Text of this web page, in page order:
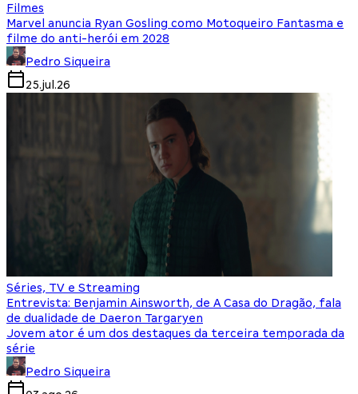
Filmes
Marvel anuncia Ryan Gosling como Motoqueiro Fantasma e
filme do anti-herói em 2028
Pedro Siqueira
25.jul.26
Séries, TV e Streaming
Entrevista: Benjamin Ainsworth, de A Casa do Dragão, fala
de dualidade de Daeron Targaryen
Jovem ator é um dos destaques da terceira temporada da
série
Pedro Siqueira